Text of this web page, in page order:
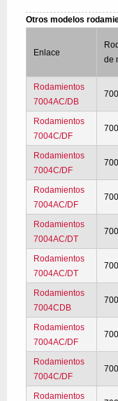
Otros modelos
Enlace
de
Rodamientos
7004AC/DB
Rodamientos
7004C/DF
Rodamientos
7004C/DF
Rodamientos
7004AC/DF
Rodamientos
7004AC/DT
Rodamientos
7004AC/DT
Rodamientos
7004CDB
Rodamientos
7004AC/DF
Rodamientos
7004C/DF
Rodamientos